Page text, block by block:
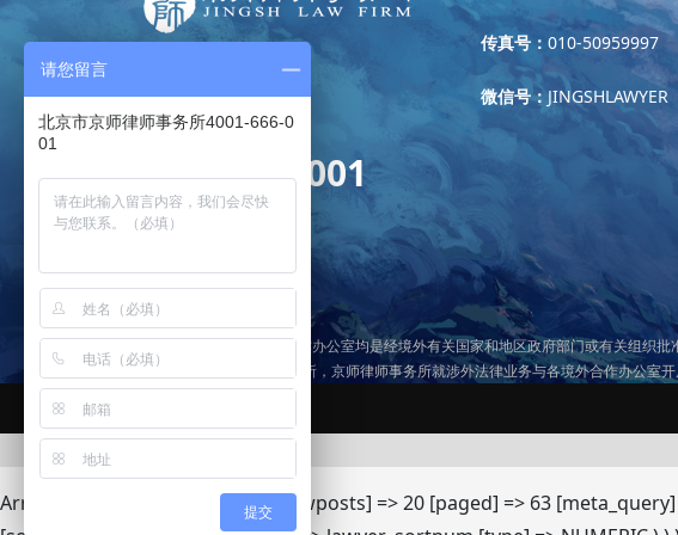
全国免费咨询热线：
4001-666-001
传真号： 010-50959997
微信号：JINGSHLAWYER
京师律师事务所各境外合作办公室均是经境外有关国家和地区政府部门或有关组织
律所”）的分所或者关联律所，京师律师事务所就涉外法律业务与各境外合作办公室
Array ( [post_type] => lawyer [showposts] => 20 [paged] => 63
请您留言
北京市京师律师事务所4001-666-0
01
提交